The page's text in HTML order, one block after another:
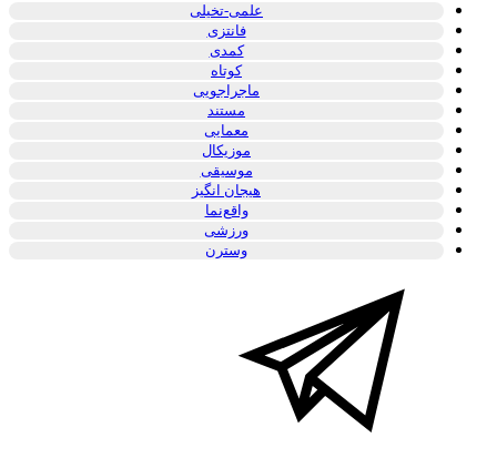
علمی-تخیلی
فانتزی
کمدی
کوتاه
ماجراجویی
مستند
معمایی
موزیکال
موسیقی
هیجان انگیز
واقع‌نما
ورزشی
وسترن